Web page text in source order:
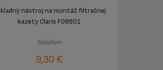
nástroj na montáž filtračnej
kazety Claris F08801
Skladom
9,30 €